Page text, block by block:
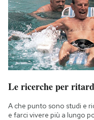
Le ricerche per
A che punto sono studi e
e farci vivere più a lungo